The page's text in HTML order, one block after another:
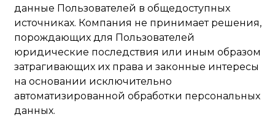
данные Пользователей в общедоступных
источниках. Компания не принимает решения,
порождающих для Пользователей
юридические последствия или иным образом
затрагивающих их права и законные интересы
на основании исключительно
автоматизированной обработки персональных
данных.